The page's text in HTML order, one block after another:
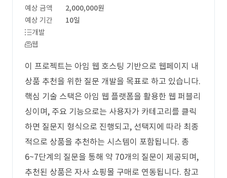
예상 금액
2,000,000원
예상 기간
10일
개발
웹
이 프로젝트는 아임 웹 호스팅 기반으로 웹페이지 내
상품 추천을 위한 질문 개발을 목표로 하고 있습니다.
핵심 기술 스택은 아임 웹 플랫폼을 활용한 웹 퍼블리
싱이며, 주요 기능으로는 사용자가 카테고리를 클릭
하면 질문지 형식으로 진행되고, 선택지에 따라 최종
적으로 상품을 추천하는 시스템이 포함됩니다. 총
6~7단계의 질문을 통해 약 70개의 질문이 제공되며,
추천된 상품은 자사 쇼핑몰 구매로 연동됩니다. 참고